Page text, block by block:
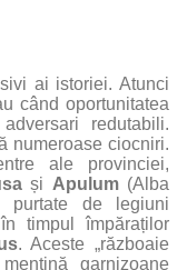
ai istoriei. Atunci
când oportunitatea
redutabili.
numeroase ciocniri.
ale provinciei,
și Apulum(Alba
purtate de legiuni
timpul împăraților
. Aceste „războaie
garnizoane